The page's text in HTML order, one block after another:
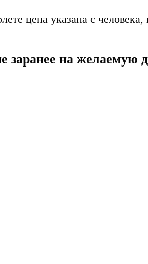
цена указана с
на желаемую